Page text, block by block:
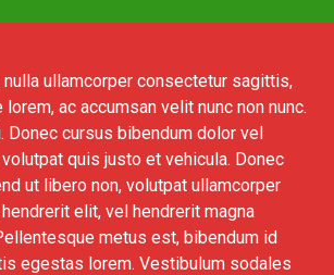
nulla ullamcorper consectetur sagittis,
ac accumsan velit nunc non nunc.
Donec cursus bibendum dolor vel
quis justo et vehicula. Donec
ut libero non, volutpat ullamcorper
elit, vel hendrerit magna
metus est, bibendum id
egestas lorem. Vestibulum sodales